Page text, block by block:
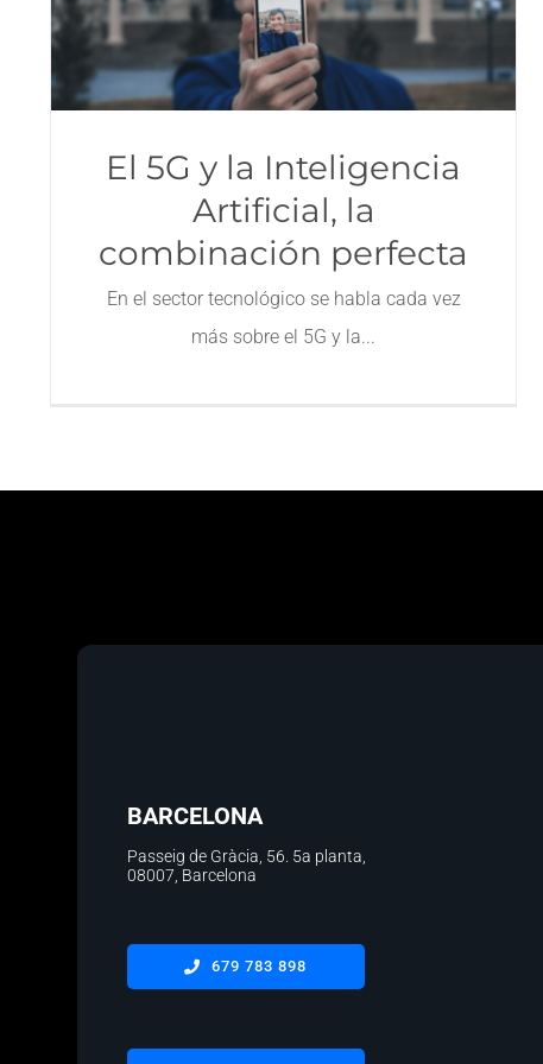
El 5G y la Inteligencia
Artificial, la
combinación perfecta
En el sector tecnológico se habla cada vez
más sobre el 5G y la
BARCELONA
Passeig de Gràcia, 56. 5a planta
08007, Barcelona
679 783 898